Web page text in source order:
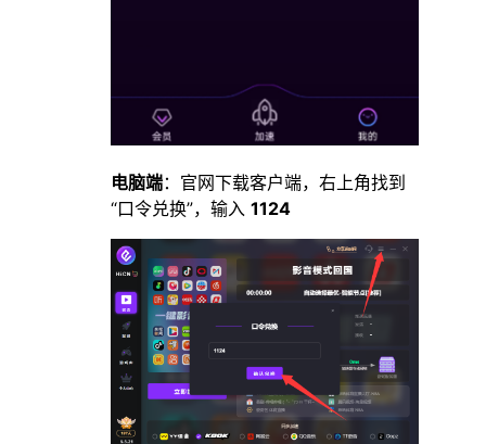
电脑端：官网下载客户端，右上角找到
“口令兑换”，输入1124